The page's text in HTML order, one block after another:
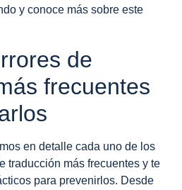
y conoce más sobre este
de
frecuentes
en detalle cada uno de los
traducción más frecuentes y te
para prevenirlos. Desde